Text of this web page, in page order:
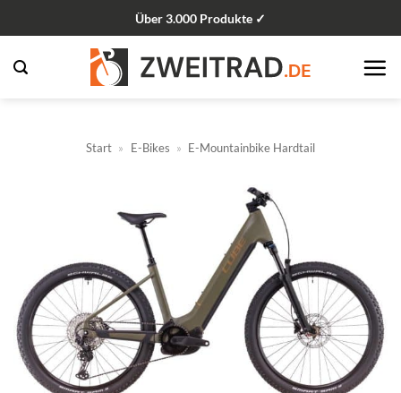
Inhalt
springen
Über 3.000 Produkte ✓
Start » E-Bikes » E-Mountainbike Hardtail